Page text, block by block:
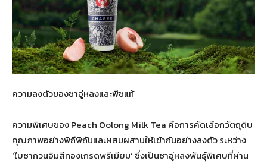
ความลงตัวของชาอู่หลงและพีชแท้
ความพิเศษของ Peach Oolong Milk Tea คือการคัดเลือกวัตถุดิบ
คุณภาพอย่างพิถีพิถันและผสมผสานให้เข้ากันอย่างลงตัว ระหว่าง
‘ใบชากวนอิมสีทองเกรดพรีเมียม’ ซึ่งเป็นชาอู่หลงพันธุ์พิเศษที่ผ่าน